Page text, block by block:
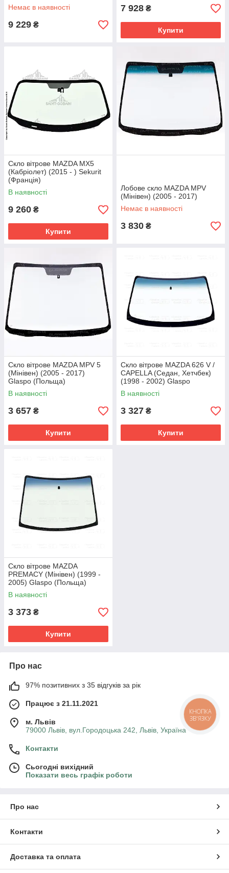
Немає в наявності
9 229 ₴
7 928 ₴
Купити
Скло вітрове MAZDA MX5
(Кабріолет) (2015 - ) Sekurit
(Франція)
В наявності
9 260 ₴
Купити
Лобове скло MAZDA MPV
(Мінівен) (2005 - 2017)
Немає в наявності
3 830 ₴
Скло вітрове MAZDA MPV 5
(Мінівен) (2005 - 2017)
Glaspo (Польща)
В наявності
3 657 ₴
Купити
Скло вітрове MAZDA 626 V /
CAPELLA (Седан, Хетчбек)
(1998 - 2002) Glaspo
(Польща)
В наявності
3 327 ₴
Купити
Скло вітрове MAZDA
PREMACY (Мінівен) (1999 -
2005) Glaspo (Польща)
В наявності
3 373 ₴
Купити
Про нас
97% позитивних з 35 відгуків за рік
Працює з 21.11.2021
м. Львів
79000 Львів, вул.Городоцька 242, Львів, Україна
Контакти
Сьогодні вихідний
Показати весь графік роботи
Про нас
Контакти
Доставка та оплата
КНОПКА
ЗВ'ЯЗКУ